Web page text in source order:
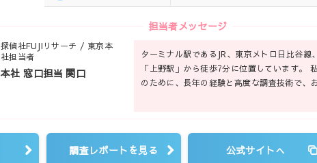
担当者メッセージ
探偵社FUJIリサーチ / 東京本
社担当者
本社 窓口担当 関口
ターミナル駅であるJR、東京メトロ日比谷線
「上野駅」から徒歩7分に位置しています。
のために、長年の経験と高度な調査技術で、
調査レポートを見る 公式サイトへ